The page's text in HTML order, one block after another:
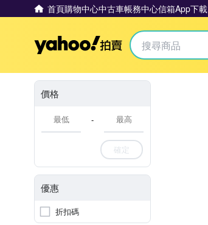
首頁購物中心中古車帳務中心信箱App下載
Yahoo拍賣
價格
-
確定
優惠
折扣碼